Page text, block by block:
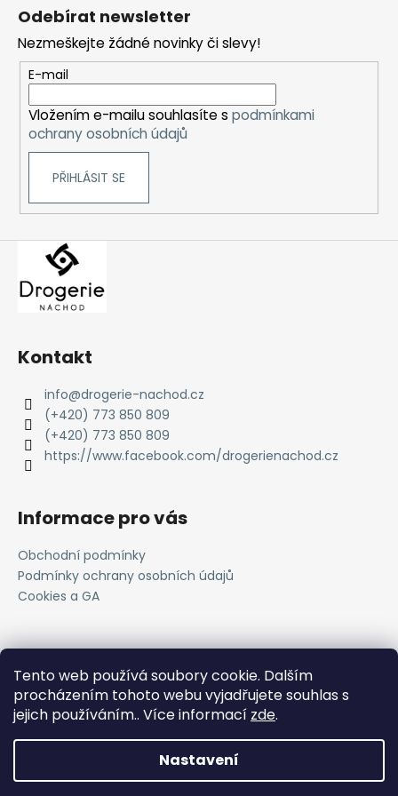
Tento web používá soubory cookie. Dalším
procházením tohoto webu vyjadřujete souhlas s
jejich používáním.. Více informací zde.
Nastavení
Odebírat newsletter
Nezmeškejte žádné novinky či slevy!
E-mail
Vložením e-mailu souhlasíte s podmínkami
ochrany osobních údajů
PŘIHLÁSIT SE
Kontakt
info@drogerie-nachod.cz
(+420) 773 850 809
(+420) 773 850 809
https://www.facebook.com/drogerienachod.cz
Informace pro vás
Obchodní podmínky
Podmínky ochrany osobních údajů
Cookies a GA
Novinky
Registrace do VOC systému
11.4.2025